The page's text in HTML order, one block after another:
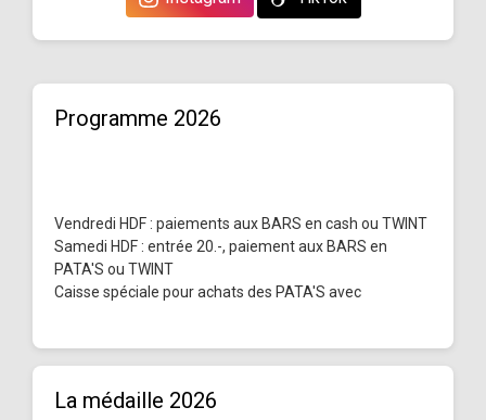
Programme 2026
Vendredi HDF : paiements aux BARS en cash ou TWINT
Samedi HDF : entrée 20.-, paiement aux BARS en
PATA'S ou TWINT
Caisse spéciale pour achats des PATA'S avec
La médaille 2026